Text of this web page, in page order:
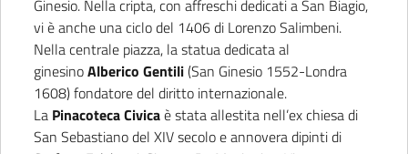
Ginesio. Nella cripta, con affreschi dedicati a San Biagio,
vi è anche una ciclo del 1406 di Lorenzo Salimbeni.
Nella centrale piazza, la statua dedicata al
ginesinoAlberico Gentili(San Ginesio 1552-Londra
1608) fondatore del diritto internazionale.
La Pinacoteca Civicaè stata allestita nell’ex chiesa di
San Sebastiano del XIV secolo e annovera dipinti di